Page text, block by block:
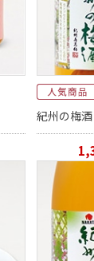
紀州の梅